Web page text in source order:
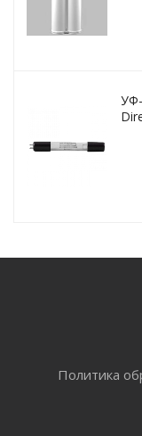
Политика